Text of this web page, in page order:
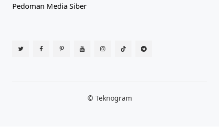
Pedoman Media Siber
© Teknogram